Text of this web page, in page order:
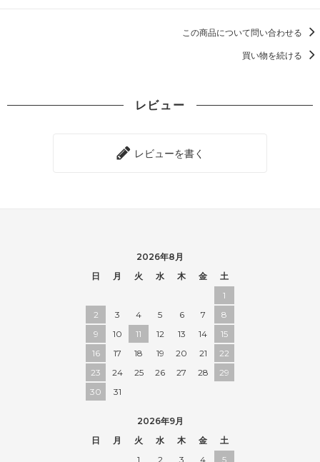
この商品について問い合わせる
買い物を続ける
レビュー
レビューを書く
2026年8月
日
月 火 水 木 金
土
1
2
3 4 5 6 7
8
9
10 11 12 13 14
15
16
17 18 19 20 21
22
23
24 25 26 27 28
29
30
31
2026年9月
日
月 火 水 木 金
土
1
2 3 4
5